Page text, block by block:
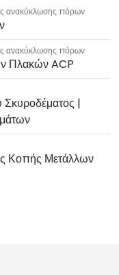
ανακύκλωσης πόρων
ανακύκλωσης πόρων
Πλακών ACP
|
Κοπής Μετάλλων